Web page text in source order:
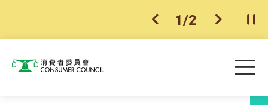
上一個
1/2 下一個開
消費者委員會 目